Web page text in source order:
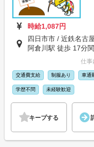
時給1,087円
四日市市 / 近鉄名古
阿倉川駅 徒歩 17分
仕事
交通費支給 制服あり 車通
学歴不問 未経験歓迎
キープする